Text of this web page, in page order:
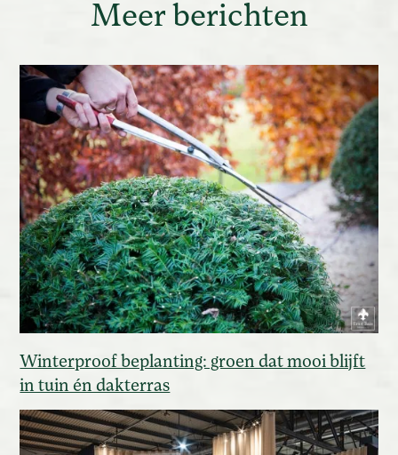
Meer berichten
Winterproof beplanting: groen dat mooi blijft
in tuin én dakterras